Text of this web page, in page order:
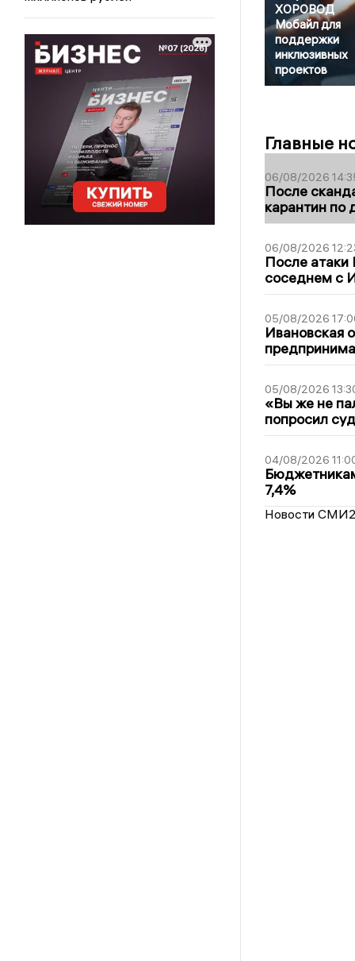
ХОРОВОД
Мобайл для
поддержки
инклюзивных
проектов
Главные
06/08/2026
После
карантин по
06/08/2026
После
соседнем с
05/08/2026
Ивановская
05/08/2026
«Вы же не
попросил
04/08/2026
7,4%
Новости